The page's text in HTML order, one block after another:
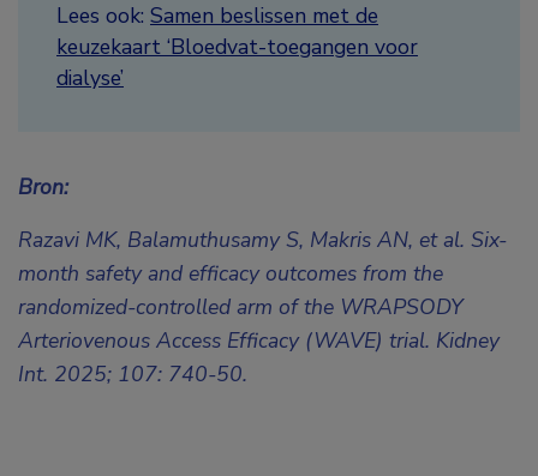
Lees ook: Samen beslissen met de
keuzekaart ‘Bloedvat-toegangen voor
dialyse’
Bron:
Razavi MK, Balamuthusamy S, Makris AN, et al. Six-
month safety and efficacy outcomes from the
randomized-controlled arm of the WRAPSODY
Arteriovenous Access Efficacy (WAVE) trial. Kidney
Int. 2025; 107: 740-50.